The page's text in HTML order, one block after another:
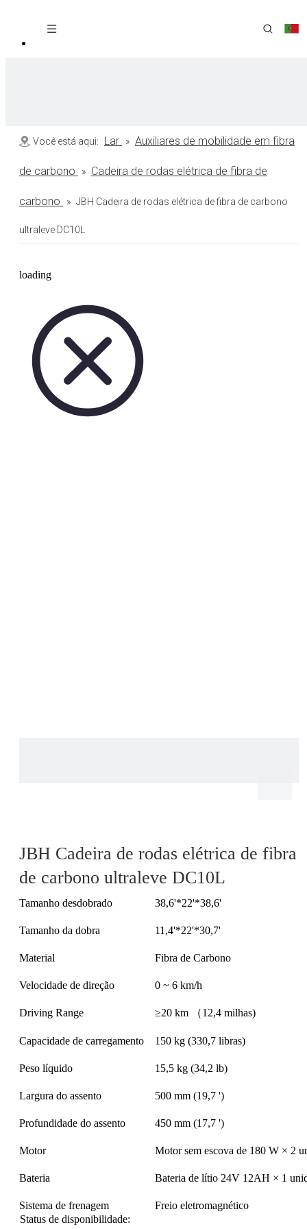
Você está aqui: Lar » Auxiliares de mobilidade em fibra
de carbono » Cadeira de rodas elétrica de fibra de
carbono » JBH Cadeira de rodas elétrica de fibra de carbono
ultraleve DC10L
loading
JBH Cadeira de rodas elétrica de fibra
de carbono ultraleve DC10L
Tamanho desdobrado 38,6'*22'*38,6'
Tamanho da dobra 11,4'*22'*30,7'
Material Fibra de Carbono
Velocidade de direção 0 ~ 6 km/h
Driving Range ≥20 km （12,4 milhas)
Capacidade de carregamento 150 kg (330,7 libras)
Peso líquido 15,5 kg (34,2 lb)
Largura do assento 500 mm (19,7 ')
Profundidade do assento 450 mm (17,7 ')
Motor Motor sem escova de 180 W × 2
Bateria Bateria de lítio 24V 12AH × 1
Sistema de frenagem
Freio eletromagnético
Status de disponibilidade: